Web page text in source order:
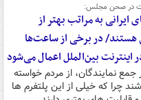
در صحن مجلس:
ایرانی به مراتب بهتر از
هستند/ در برخی از ساعت‌ها
بین‌الملل اعمال می‌شود
نمایندگان، از مردم خواسته
چرا که خیلی از این پلتفرم ها